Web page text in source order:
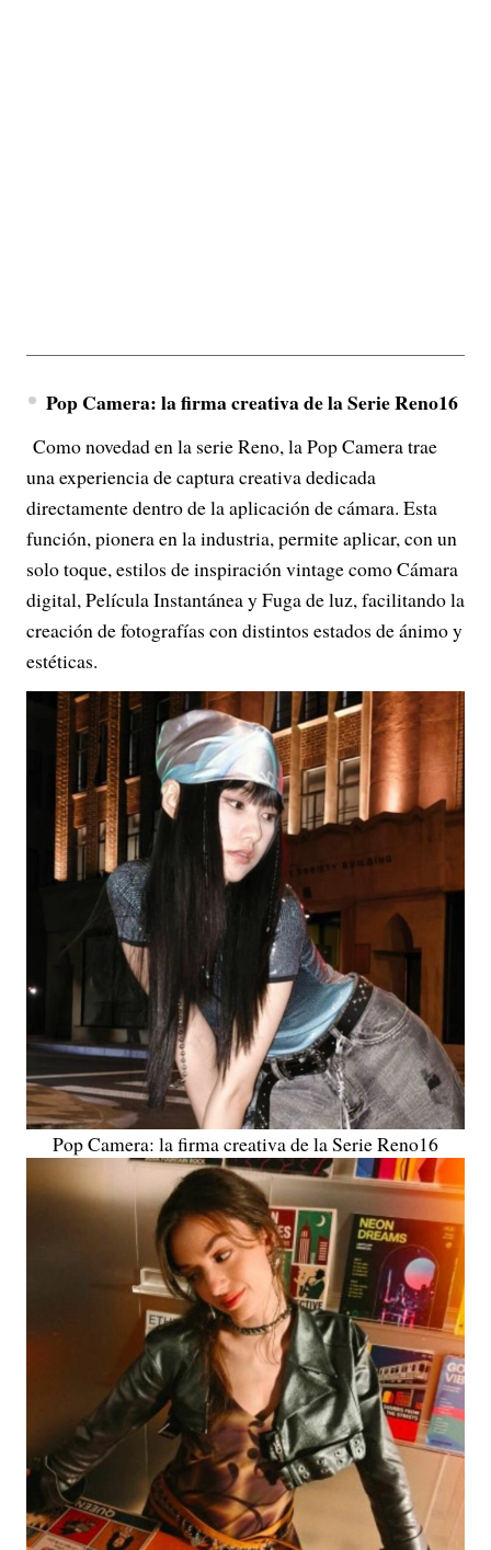
Pop Camera: la firma creativa de la Serie Reno16
Como novedad en la serie Reno, la Pop Camera trae
una experiencia de captura creativa dedicada
directamente dentro de la aplicación de cámara. Esta
función, pionera en la industria, permite aplicar, con un
solo toque, estilos de inspiración vintage como Cámara
digital, Película Instantánea y Fuga de luz, facilitando la
creación de fotografías con distintos estados de ánimo y
estéticas.
Pop Camera: la firma creativa de la Serie Reno16